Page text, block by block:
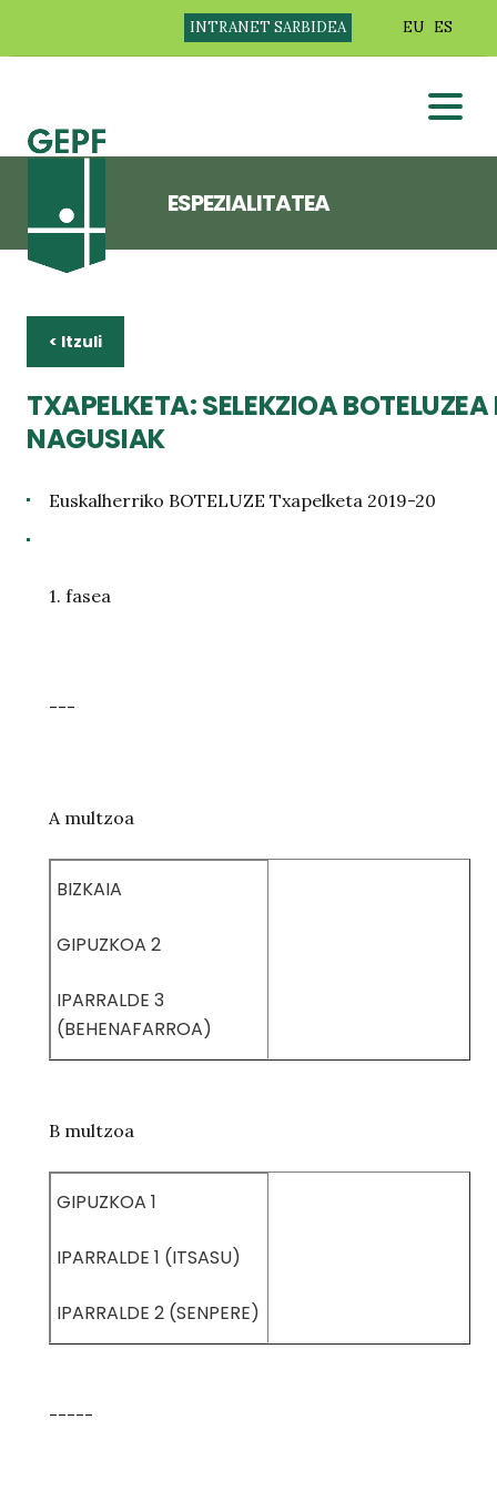
INTRANET SARBIDEA EU ES
ESPEZIALITATEA
< Itzuli
TXAPELKETA: SELEKZIOA
NAGUSIAK
Euskalherriko BOTELUZE Txapelketa 2019-20
1. fasea
---
A multzoa
BIZKAIA
GIPUZKOA 2
IPARRALDE 3
(BEHENAFARROA)
B multzoa
GIPUZKOA 1
IPARRALDE 1 (ITSASU)
IPARRALDE 2 (SENPERE)
-----